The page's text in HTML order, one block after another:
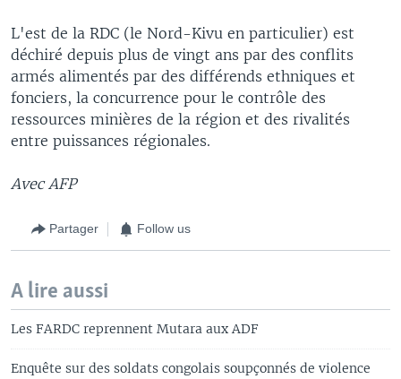
L'est de la RDC (le Nord-Kivu en particulier) est
déchiré depuis plus de vingt ans par des conflits
armés alimentés par des différends ethniques et
fonciers, la concurrence pour le contrôle des
ressources minières de la région et des rivalités
entre puissances régionales.
Avec AFP
Partager Follow us
A lire aussi
Les FARDC reprennent Mutara aux ADF
Enquête sur des soldats congolais soupçonnés de violence